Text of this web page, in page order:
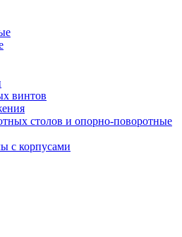
винтов
столов и опорно-поворотные
с корпусами